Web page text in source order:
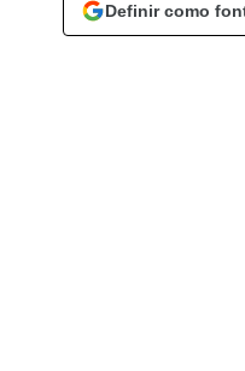
Definir como